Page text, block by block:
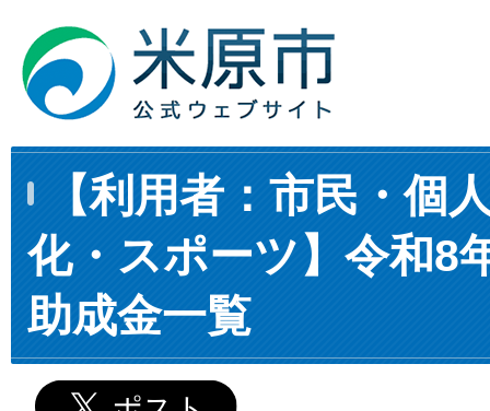
【利用者：市民・個
化・スポーツ】令和8
助成金一覧